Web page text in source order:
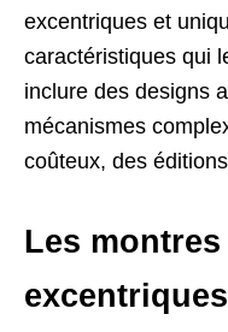
excentriques et
caractéristiques qui
inclure des designs
mécanismes
coûteux, des
Les